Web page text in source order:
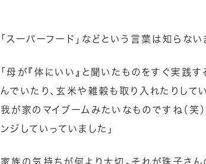
「スーパーフード」などという言葉は知らな
「母が『体にいい』と聞いたものをすぐ実践
んでいたり、玄米や雑穀も取り入れたりしてい
我が家のマイブームみたいなものですね（笑
ンジしていっていました」
家族の気持ちが何より大切。それが珠子さん